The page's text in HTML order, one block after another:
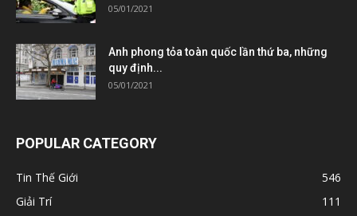
05/01/2021
Anh phong tỏa toàn quốc lần thứ ba, những
quy định...
05/01/2021
POPULAR CATEGORY
Tin Thế Giới
546
Giải Trí
111